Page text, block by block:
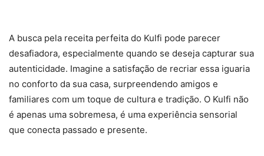
A busca pela receita perfeita do Kulfi pode parecer
desafiadora, especialmente quando se deseja capturar sua
autenticidade. Imagine a satisfação de recriar essa iguaria
no conforto da sua casa, surpreendendo amigos e
familiares com um toque de cultura e tradição. O Kulfi não
é apenas uma sobremesa, é uma experiência sensorial
que conecta passado e presente.